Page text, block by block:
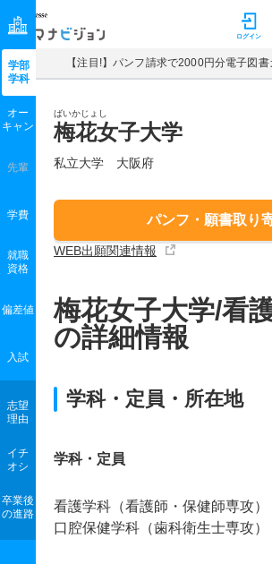
マナビジョン ログイン
【注目!】パンフ請求で2000円分電子図
ばいかじょし
梅花女子大学
私立大学 大阪府
パンフ・願書取り
WEB出願関連情報
学部
学科
オー
キャン
先輩
学費
就職
資格
偏差値
入試
志望
理由
イチ
オシ
卒業後
の進路
梅花女子大学/看
の詳細情報
学科・定員・所在地
学科・定員
看護学科（看護師・保健師専攻）
口腔保健学科（歯科衛生士専攻）